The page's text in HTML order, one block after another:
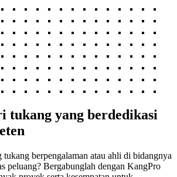
tukang yang berdedikasi
tukang berpengalaman atau ahli di bidangnya
peluang? Bergabunglah dengan KangPro